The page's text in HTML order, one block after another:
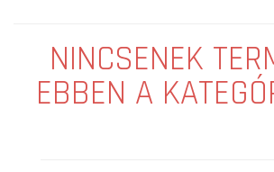
NINCSENEK
EBBEN A